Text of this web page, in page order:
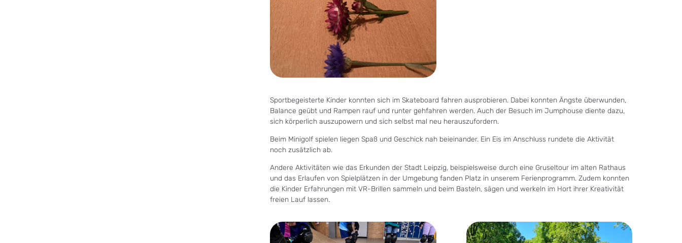
Sportbegeisterte Kinder konnten sich im Skateboard fahren ausprobieren. Dabei konnten Ängste überwunden,
Balance geübt und Rampen rauf und runter gehfahren werden. Auch der Besuch im Jumphouse diente dazu,
sich körperlich auszupowern und sich selbst mal neu herauszufordern.
Beim Minigolf spielen liegen Spaß und Geschick nah beieinander. Ein Eis im Anschluss rundete die Aktivität
noch zusätzlich ab.
Andere Aktivitäten wie das Erkunden der Stadt Leipzig, beispielsweise durch eine Gruseltour im alten Rathaus
und das Erlaufen von Spielplätzen in der Umgebung fanden Platz in unserem Ferienprogramm. Zudem konnten
die Kinder Erfahrungen mit VR-Brillen sammeln und beim Basteln, sägen und werkeln im Hort ihrer Kreativität
freien Lauf lassen.